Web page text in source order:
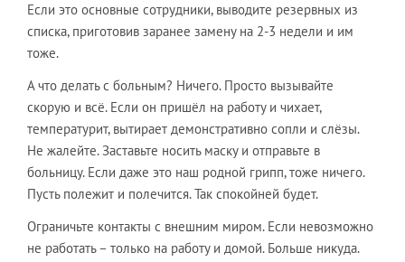
​Если это основные сотрудники, выводите резервных из
списка, приготовив заранее замену на 2-3 недели и им
тоже.
​А что делать с больным? Ничего. Просто вызывайте
скорую и всё. Если он пришёл на работу и чихает,
температурит, вытирает демонстративно сопли и слёзы.
Не жалейте. Заставьте носить маску и отправьте в
больницу. Если даже это наш родной грипп, тоже ничего.
Пусть полежит и полечится. Так спокойней будет.
​Ограничьте контакты с внешним миром. Если невозможно
не работать – только на работу и домой. Больше никуда.